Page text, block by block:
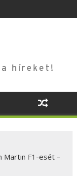
a híreket!
Martin F1-esét –